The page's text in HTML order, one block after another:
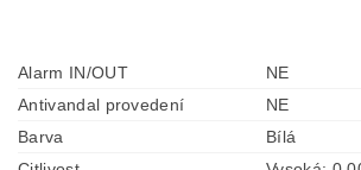
Alarm IN/OUT
NE
Antivandal provedení
NE
Barva
Bílá